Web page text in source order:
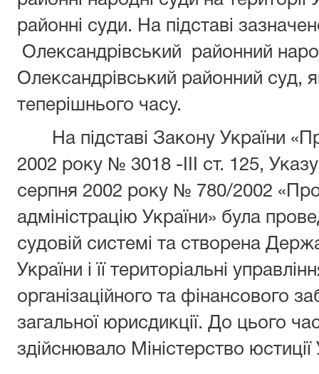
районні суди. На підставі
Олександрівський районний
Олександрівський районний суд,
теперішнього часу.
На підставі Закону України
2002 року № 3018 -ІІІ ст. 125,
серпня 2002 року № 780/2002
адміністрацію України» була
судовій системі та створена
України і її територіальні
організаційного та фінансового
загальної юрисдикції. До цього
здійснювало Міністерство юстиції